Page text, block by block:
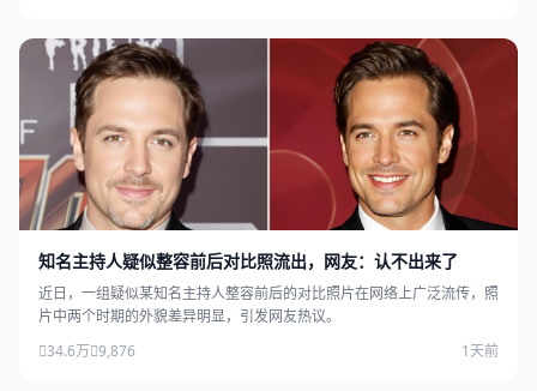
知名主持人疑似整容前后对比照流出，网友：认不出来了
近日，一组疑似某知名主持人整容前后的对比照片在网络上广泛流传，照
片中两个时期的外貌差异明显，引发网友热议。
34.6万 9,876 1天前